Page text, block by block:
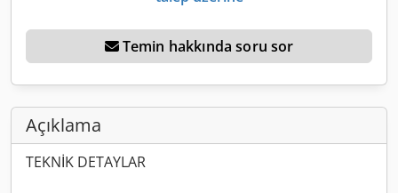
Temin hakkında soru sor
Açıklama
TEKNİK DETAYLAR